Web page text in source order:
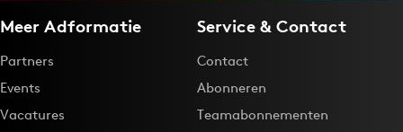
Meer Adformatie
Partners
Events
Vacatures
Service & Contact
Contact
Abonneren
Teamabonnementen